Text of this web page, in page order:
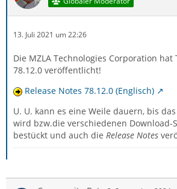
13. Juli 2021 um 22:26
Die MZLA Technologies Corporation
78.12.0 veröffentlicht!
Release Notes 78.12.0 (Englisch)
U. U. kann es eine Weile dauern, bis
wird bzw.die verschiedenen Download-
bestückt und auch die Release Notes